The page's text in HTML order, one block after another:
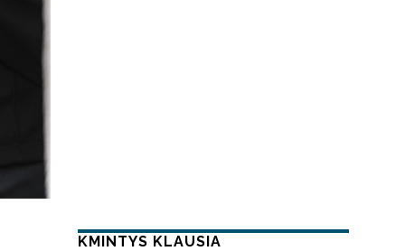
KMINTYS KLAUSIA